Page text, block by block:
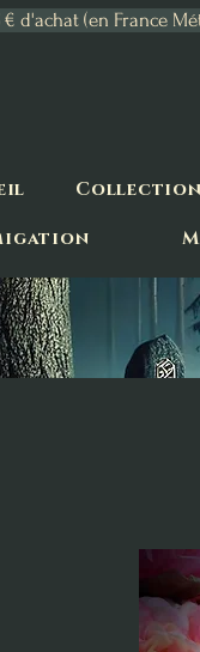
d'achat (en France
Collection